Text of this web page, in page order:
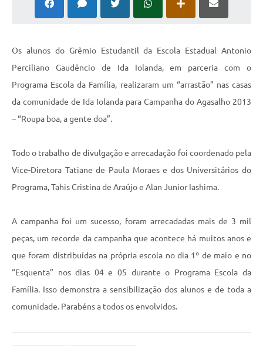
Os alunos do Grêmio Estudantil da Escola Estadual Antonio
Perciliano Gaudêncio de Ida Iolanda, em parceria com o
Programa Escola da Família, realizaram um “arrastão” nas casas
da comunidade de Ida Iolanda para Campanha do Agasalho 2013
– “Roupa boa, a gente doa”.
Todo o trabalho de divulgação e arrecadação foi coordenado pela
Vice-Diretora Tatiane de Paula Moraes e dos Universitários do
Programa, Tahis Cristina de Araújo e Alan Junior Iashima.
A campanha foi um sucesso, foram arrecadadas mais de 3 mil
peças, um recorde da campanha que acontece há muitos anos e
que foram distribuídas na própria escola no dia 1º de maio e no
“Esquenta” nos dias 04 e 05 durante o Programa Escola da
Família. Isso demonstra a sensibilização dos alunos e de toda a
comunidade. Parabéns a todos os envolvidos.